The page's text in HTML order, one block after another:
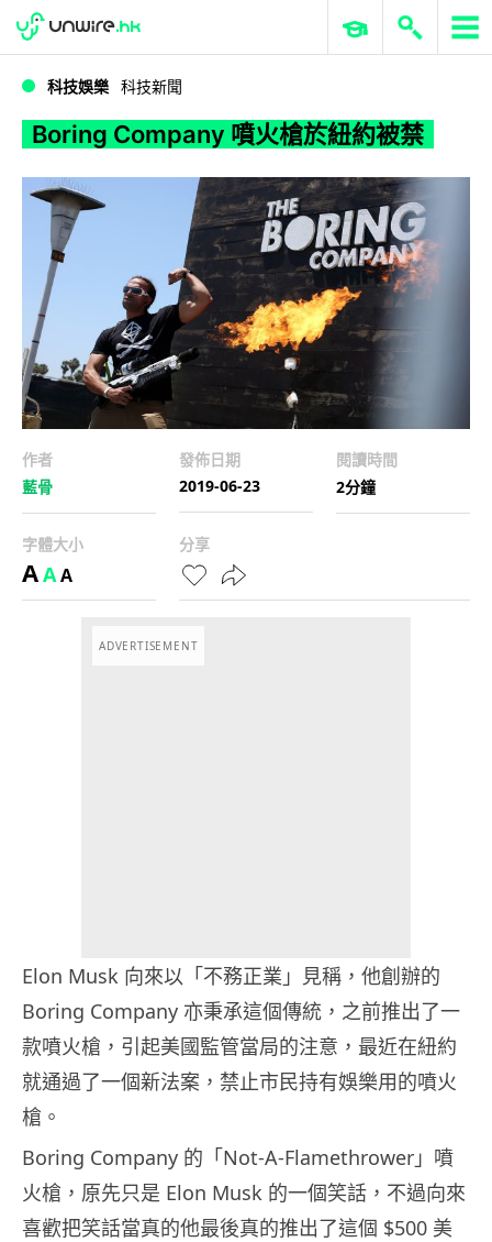
Boring Company 噴火槍於紐約被禁
WWDC 2026 ERP 與商業 AI
科技娛樂 科技新聞
Boring Company 噴火槍於紐約被禁
作者
藍骨
發佈日期
2019-06-23
閱讀時間
2分鐘
字體大小
AAA
分享
ADVERTISEMENT
Elon Musk 向來以「不務正業」見稱，他創辦的
Boring Company 亦秉承這個傳統，之前推出了一
款噴火槍，引起美國監管當局的注意，最近在紐約
就通過了一個新法案，禁止市民持有娛樂用的噴火
槍。
Boring Company 的「Not-A-Flamethrower」噴
火槍，原先只是 Elon Musk 的一個笑話，不過向來
喜歡把笑話當真的他最後真的推出了這個 $500 美